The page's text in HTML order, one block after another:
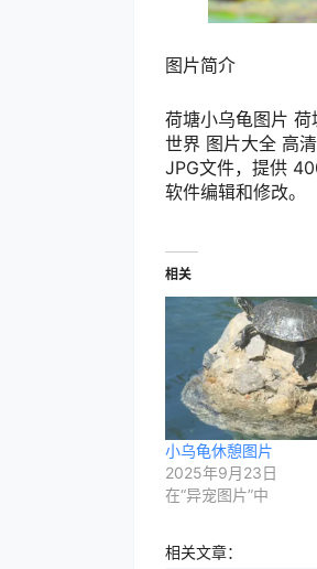
图片简介
荷塘小乌龟图片
世界 图片大全 高
JPG文件，提供
软件编辑和修改。
相关
小乌龟休憩图片
2025年9月23日
在“异宠图片”中
相关文章：